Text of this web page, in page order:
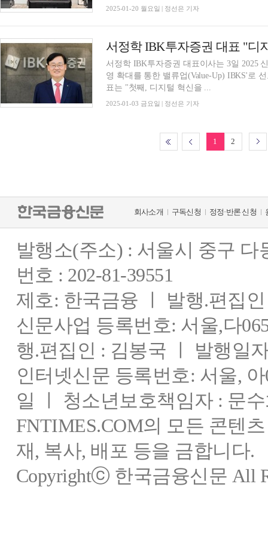
2025-01-20 월요일 | 정선은 기자
서정학 IBK투자증권 대표이사는 3일 2025
영 확대를 통한 밸류업(Value-Up) IBKS'로
표는 "첫째, 디지털 혁신을 ...
2025-01-03 금요일 | 정선은 기자
1 2
회사소개 구독신청 정정·반론 신청
발행소(주소) : 서울시 중구
번호 : 202-81-39551
제호: 한국금융 ㅣ 발행.편집
신문사업 등록번호: 서울,다
행.편집인 : 김봉국 ㅣ 발행일
인터넷신문 등록번호: 서울,
일 ㅣ 청소년보호책임자 : 문
FNTIMES.COM의 모든 콘텐
재, 복사, 배포 등을 금합니다.
Copyrightⓒ 한국금융신문 All